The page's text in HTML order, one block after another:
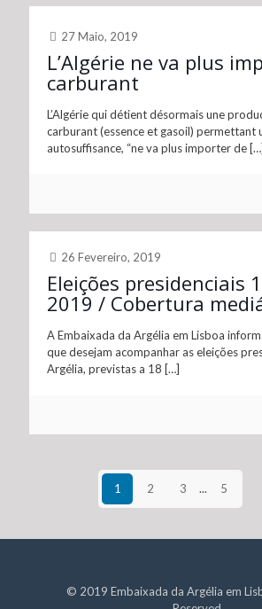
27 Maio, 2019
L’Algérie ne va plus
carburant
L’Algérie qui détient désormais une
carburant (essence et gasoil) permettant
autosuffisance, “ne va plus importer de […]
26 Fevereiro, 2019
Eleições presidenciais
2019 / Cobertura
A Embaixada da Argélia em Lisboa
que desejam acompanhar as eleições
Argélia, previstas a 18 […]
1 2 3 ... 5
© 2019 Embaixada da Argélia em